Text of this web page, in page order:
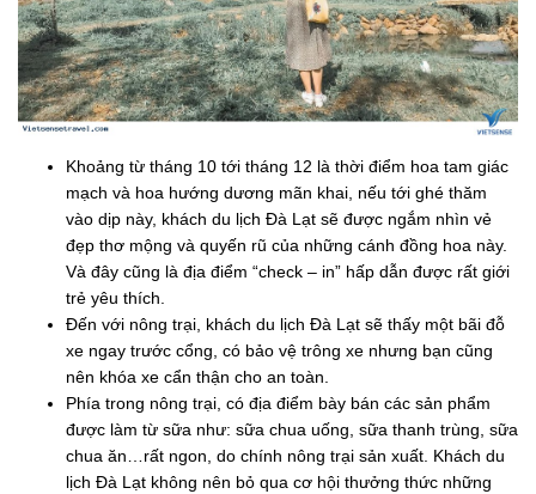
Khoảng từ tháng 10 tới tháng 12 là thời điểm hoa tam giác
mạch và hoa hướng dương mãn khai, nếu tới ghé thăm
vào dịp này, khách du lịch Đà Lạt sẽ được ngắm nhìn vẻ
đẹp thơ mộng và quyến rũ của những cánh đồng hoa này.
Và đây cũng là địa điểm “check – in” hấp dẫn được rất giới
trẻ yêu thích.
Đến với nông trại, khách du lịch Đà Lạt sẽ thấy một bãi đỗ
xe ngay trước cổng, có bảo vệ trông xe nhưng bạn cũng
nên khóa xe cẩn thận cho an toàn.
Phía trong nông trại, có địa điểm bày bán các sản phẩm
được làm từ sữa như: sữa chua uống, sữa thanh trùng, sữa
chua ăn…rất ngon, do chính nông trại sản xuất. Khách du
lịch Đà Lạt không nên bỏ qua cơ hội thưởng thức những